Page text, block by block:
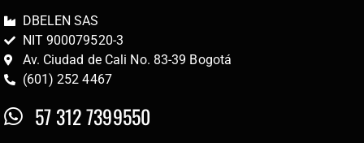
DBELEN SAS
NIT 900079520-3
Av. Ciudad de Cali No. 83-39 Bogotá
(601) 252 4467
57 312 7399550